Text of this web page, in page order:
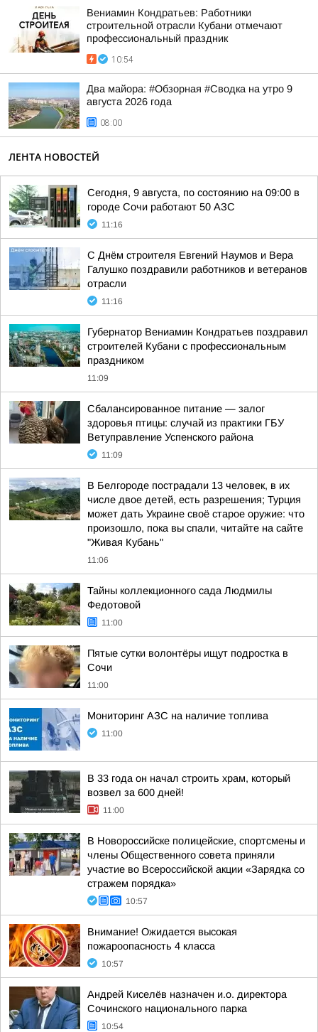
Вениамин Кондратьев: Работники
строительной отрасли Кубани отмечают
профессиональный праздник
10:54
Два майора: #Обзорная #Сводка на утро 9
августа 2026 года
08:00
ЛЕНТА НОВОСТЕЙ
Сегодня, 9 августа, по состоянию на 09:00 в
городе Сочи работают 50 АЗС
11:16
С Днём строителя Евгений Наумов и Вера
Галушко поздравили работников и ветеранов
отрасли
11:16
Губернатор Вениамин Кондратьев поздравил
строителей Кубани с профессиональным
праздником
11:09
Сбалансированное питание — залог
здоровья птицы: случай из практики ГБУ
Ветуправление Успенского района
11:09
В Белгороде пострадали 13 человек, в их
числе двое детей, есть разрешения; Турция
может дать Украине своё старое оружие: что
произошло, пока вы спали, читайте на сайте
"Живая Кубань"
11:06
Тайны коллекционного сада Людмилы
Федотовой
11:00
Пятые сутки волонтёры ищут подростка в
Сочи
11:00
Мониторинг АЗС на наличие топлива
11:00
В 33 года он начал строить храм, который
возвел за 600 дней!
11:00
В Новороссийске полицейские, спортсмены и
члены Общественного совета приняли
участие во Всероссийской акции «Зарядка со
стражем порядка»
10:57
Внимание! Ожидается высокая
пожароопасность 4 класса
10:57
Андрей Киселёв назначен и.о. директора
Сочинского национального парка
10:54